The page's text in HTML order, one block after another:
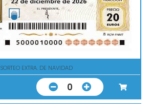
SORTEO EXTRA. DE NAVIDAD
0